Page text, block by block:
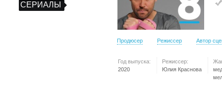
СЕРИАЛЫ
Продюсер Режиссер Автор
Год выпуска:
2020
Режиссер:
Юлия Краснова